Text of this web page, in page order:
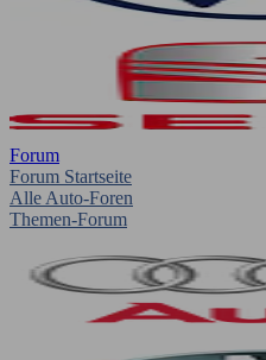
Forum
Forum Startseite
Alle Auto-Foren
Themen-Forum